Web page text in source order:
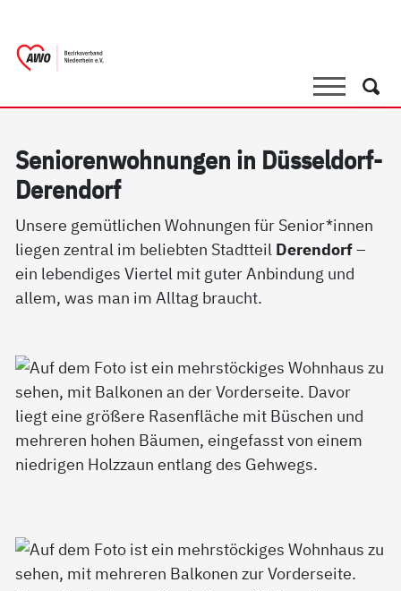
SucheSuche
Se­nio­ren­woh­nun­gen in Düs­sel­dorf-
De­ren­dorf
Unsere gemütlichen Wohnungen für Senior*innen
liegen zentral im beliebten Stadtteil Derendorf–
ein lebendiges Viertel mit guter Anbindung und
allem, was man im Alltag braucht.